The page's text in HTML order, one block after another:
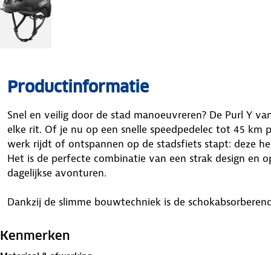
Productinformatie
Snel en veilig door de stad manoeuvreren? De Purl Y
elke rit. Of je nu op een snelle speedpedelec tot 45 km
werk rijdt of ontspannen op de stadsfiets stapt: deze
Het is de perfecte combinatie van een strak design en
dagelijkse avonturen.
Dankzij de slimme bouwtechniek is de
jouw hoofd, zodat hij als gegoten zit. Zo ga je met een
Kenmerken